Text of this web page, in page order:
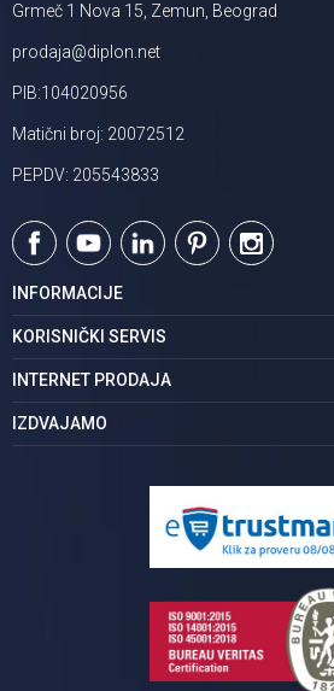
Grmeč 1 Nova 15, Zemun, Beograd
prodaja@diplon.net
PIB:104020956
Matični broj: 20072512
PEPDV: 205543833
INFORMACIJE
O nama
Podaci o trgovcu
Karijera | postani deo tima
KORISNIČKI SERVIS
Uslovi korišćenja
Politika privatnosti
INTERNET PRODAJA
Kako kupiti
IZDVAJAMO
Pločice za kupatilo